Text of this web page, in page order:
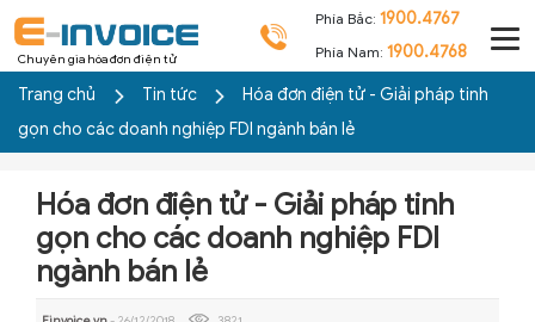
Chuyên gia hóa đơn điện tử
Phía Bắc: 1900.4767
Phía Nam: 1900.4768
Trang chủ Tin tức
Hóa đơn điện tử - Giải pháp tinh
gọn cho các doanh nghiệp FDI ngành bán lẻ
Hóa đơn điện tử - Giải pháp tinh
gọn cho các doanh nghiệp FDI
ngành bán lẻ